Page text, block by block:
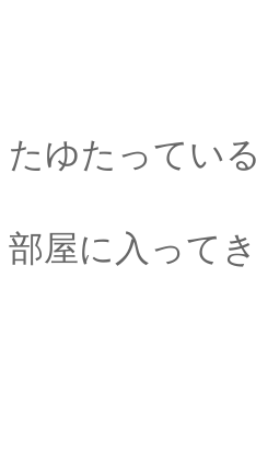
その
まだ下が
たゆたってい
お客様か
部屋に入ってき
「何か
「押し込